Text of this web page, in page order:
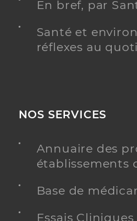
En bref, par
Santé et
réflexes au
NOS SERVICES
Annuaire des
établissements
Base de
Essais Cliniques